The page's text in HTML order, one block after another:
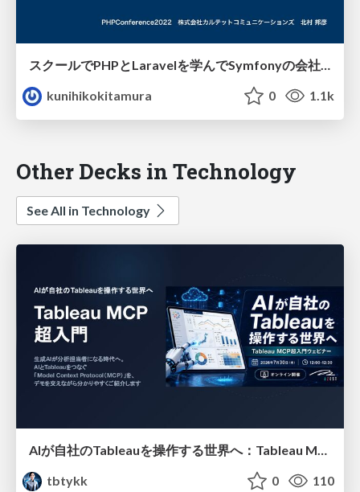
kunihikokitamura
0 1.1k
Other Decks in Technology
See All in Technology
AIが自社のTableauを操作する世界へ：Tableau MCP超入門
tbtykk
0 110